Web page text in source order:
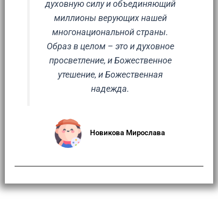
духовную силу и объединяющий
миллионы верующих нашей
многонациональной страны.
Образ в целом – это и духовное
просветление, и Божественное
утешение, и Божественная
надежда.
Новикова Мирослава